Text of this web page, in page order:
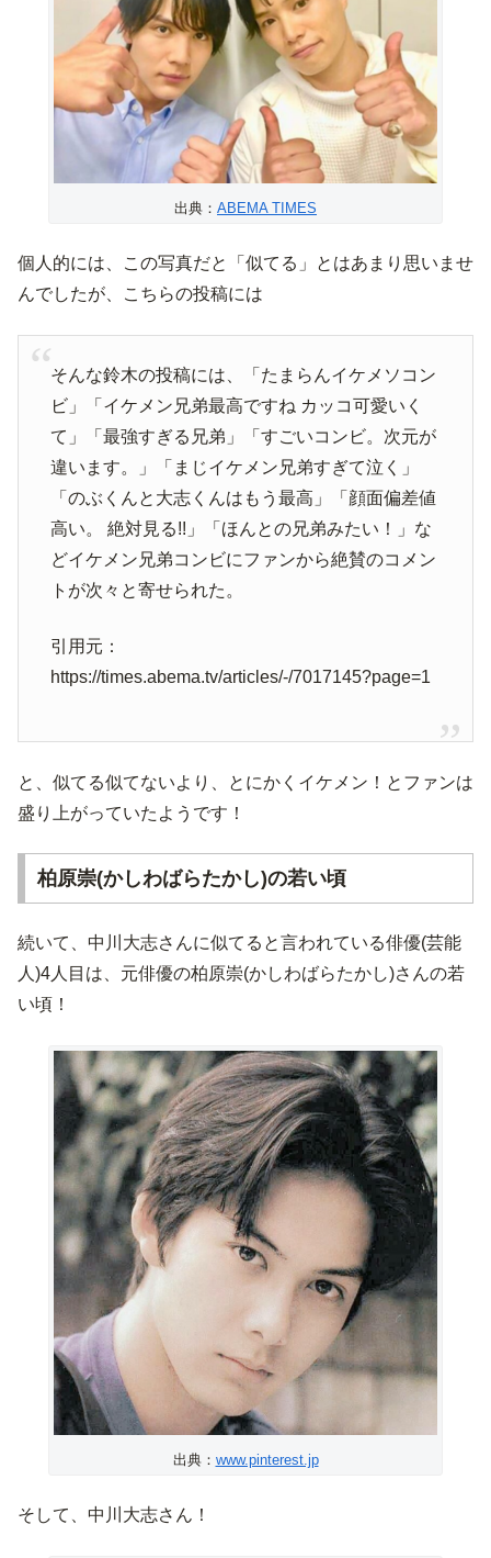
出典： ABEMA TIMES
個人的には、この写真だと「似てる」とはあまり思いませ
んでしたが、こちらの投稿には
そんな鈴木の投稿には、「たまらんイケメソコン
ビ」「イケメン兄弟最高ですね カッコ可愛いく
て」「最強すぎる兄弟」「すごいコンビ。次元が
違います。」「まじイケメン兄弟すぎて泣く」
「のぶくんと大志くんはもう最高」「顔面偏差値
高い。 絶対見る!!」「ほんとの兄弟みたい！」な
どイケメン兄弟コンビにファンから絶賛のコメン
トが次々と寄せられた。
引用元：
https://times.abema.tv/articles/-/7017145?page=1
と、似てる似てないより、とにかくイケメン！とファンは
盛り上がっていたようです！
柏原崇(かしわばらたかし)の若い頃
続いて、中川大志さんに似てると言われている俳優(芸能
人)4人目は、元俳優の柏原崇(かしわばらたかし)さんの若
い頃！
出典： www.pinterest.jp
そして、中川大志さん！